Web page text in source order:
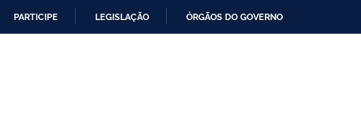
PARTICIPE LEGISLAÇÃO ÓRGÃOS DO GOVERNO